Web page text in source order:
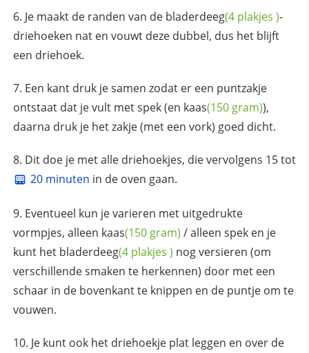
Je maakt de randen van de bladerdeeg(4 plakjes )-
driehoeken nat en vouwt deze dubbel, dus het blijft
een driehoek.
Een kant druk je samen zodat er een puntzakje
ontstaat dat je vult met spek (en kaas(150 gram)),
daarna druk je het zakje (met een vork) goed dicht.
Dit doe je met alle driehoekjes, die vervolgens 15 tot
20 minuten in de oven gaan.
Eventueel kun je varieren met uitgedrukte
vormpjes, alleen kaas(150 gram) / alleen spek en je
kunt het bladerdeeg(4 plakjes ) nog versieren (om
verschillende smaken te herkennen) door met een
schaar in de bovenkant te knippen en de puntje om te
vouwen.
Je kunt ook het driehoekje plat leggen en over de